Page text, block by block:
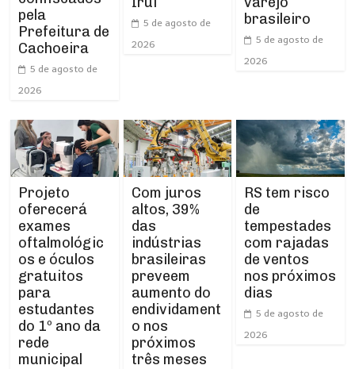
pela
Prefeitura de
Cachoeira
5 de agosto de
2026
5 de agosto de
2026
brasileiro
5 de agosto de
2026
Projeto
oferecerá
exames
oftalmológic
os e óculos
gratuitos
para
estudantes
do 1º ano da
rede
municipal
Com juros
altos, 39%
das
indústrias
brasileiras
preveem
aumento do
endividament
o nos
próximos
três meses
RS tem risco
de
tempestades
com rajadas
de ventos
nos próximos
dias
5 de agosto de
2026